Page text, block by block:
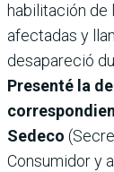
habilitación de
afectadas y
desapareció
Presenté la
Sedeco
Consumidor y